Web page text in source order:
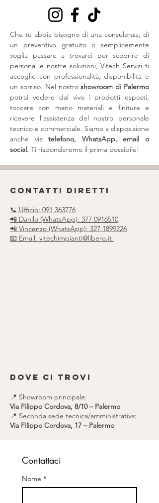
Che tu abbia bisogno di una consulenza, di
un preventivo gratuito o semplicemente
voglia passare a trovarci per scoprire di
persona le nostre soluzioni, Vitech Servizi ti
accoglie con professionalità, disponibilità e
un sorriso. Nel nostroshowroom di Palermo
potrai vedere dal vivo i prodotti esposti,
toccare con mano materiali e finiture e
ricevere l’assistenza del nostro personale
tecnico e commerciale. Siamo a disposizione
anche viatelefono, WhatsApp, email o
social. Ti risponderemo il prima possibile!
Contatti diretti
📞 Ufficio: 091 363776
📲 Danilo (WhatsApp): 377 0916510
📲 Vincenzo (WhatsApp): 327 1899226
📧 Email: vitechimpianti@libero.it
Dove ci trovi
📍 Showroom principale:
Via Filippo Cordova, 8/10 – Palermo
📍 Seconda sede tecnica/amministrativa:
Via Filippo Cordova, 17 – Palermo
Contattaci
Nome *